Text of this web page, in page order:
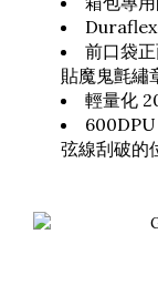
前口袋
貼魔鬼氈繡
輕量化
弦線刮破的